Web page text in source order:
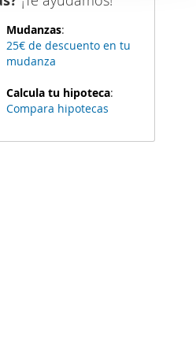
Mudanzas:
25€ de descuento en tu
mudanza
Calcula tu hipoteca:
Compara hipotecas